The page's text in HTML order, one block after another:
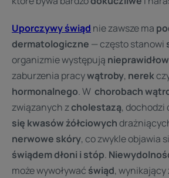
Uporczywy świąd nie zawsze ma
dermatologiczne — często stanowi
organizmie występują
zaburzenia pracywątroby, nerek
hormonalnego. W chorobach
związanych zcholestazą, dochodzi
się kwasów żółciowych
nerwowe skóry, co zwykle objawia
świądem dłoni i stóp.
może wywoływać świąd, wynikający